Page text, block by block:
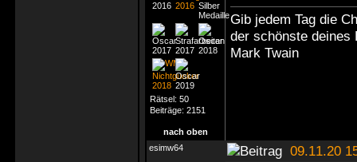
Rätsel: 50
Beiträge: 2151
Gib jedem Tag die
der schönste deines
Mark Twain
nach oben
esimw64
09.11.20